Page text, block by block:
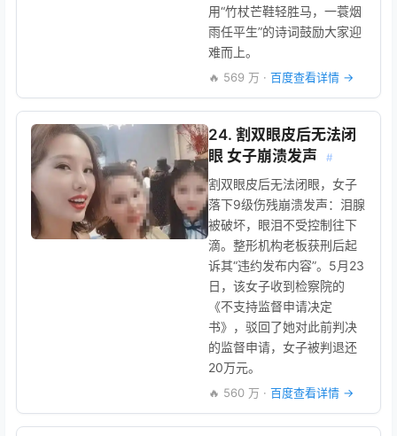
用“竹杖芒鞋轻胜马，一蓑烟
雨任平生”的诗词鼓励大家迎
难而上。
🔥 569 万 · 百度查看详情 →
24. 割双眼皮后无法闭
眼 女子崩溃发声
#
割双眼皮后无法闭眼，女子
落下9级伤残崩溃发声：泪腺
被破坏，眼泪不受控制往下
滴。整形机构老板获刑后起
诉其“违约发布内容”。5月23
日，该女子收到检察院的
《不支持监督申请决定
书》，驳回了她对此前判决
的监督申请，女子被判退还
20万元。
🔥 560 万 · 百度查看详情 →